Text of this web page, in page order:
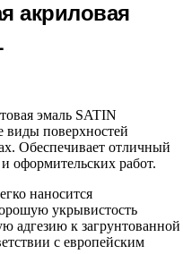
акриловая
эмаль SATIN
виды поверхностей
Обеспечивает отличный
оформительских работ.
наносится
укрывистость
адгезию к загрунтованной
с европейским